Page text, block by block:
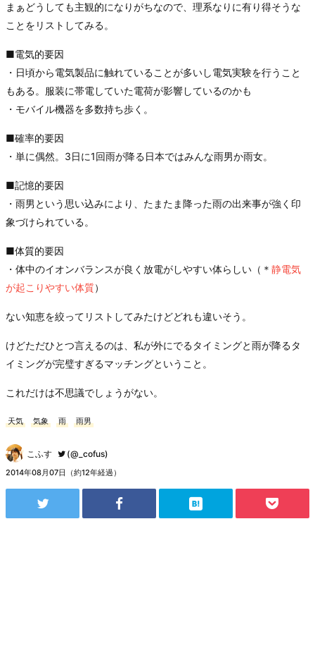
まぁどうしても主観的になりがちなので、理系なりに有り得そうな
ことをリストしてみる。
■電気的要因
・日頃から電気製品に触れていることが多いし電気実験を行うこと
もある。服装に帯電していた電荷が影響しているのかも
・モバイル機器を多数持ち歩く。
■確率的要因
・単に偶然。3日に1回雨が降る日本ではみんな雨男か雨女。
■記憶的要因
・雨男という思い込みにより、たまたま降った雨の出来事が強く印
象づけられている。
■体質的要因
・体中のイオンバランスが良く放電がしやすい体らしい（＊ 静電気
が起こりやすい体質）
ない知恵を絞ってリストしてみたけどどれも違いそう。
けどただひとつ言えるのは、私が外にでるタイミングと雨が降るタ
イミングが完璧すぎるマッチングということ。
これだけは不思議でしょうがない。
天気 気象 雨 雨男
こふす (@_cofus)
2014年08月07日（約12年経過）